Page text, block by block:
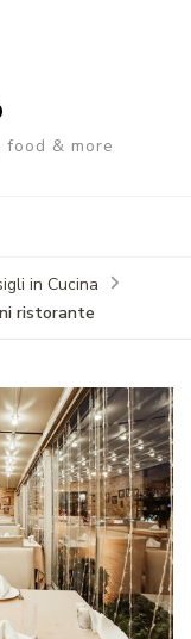
& more
in Cucina
ristorante